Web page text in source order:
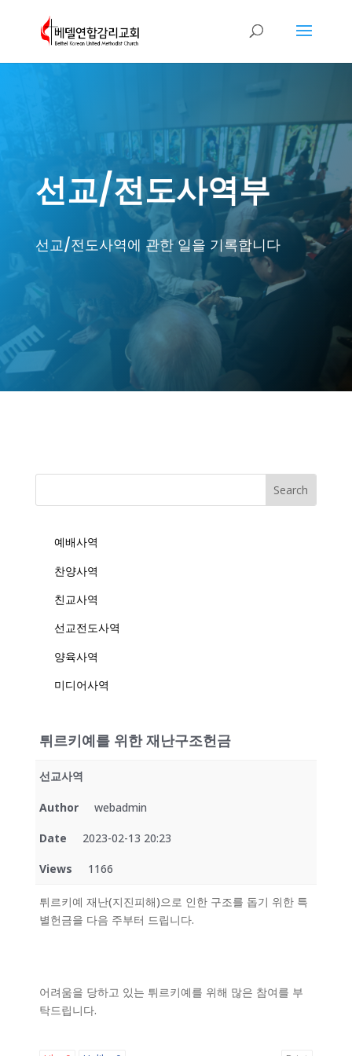
선교/전도사역부
선교/전도사역에 관한 일을 기록합니다
예배사역
찬양사역
친교사역
선교전도사역
양육사역
미디어사역
튀르키예를 위한 재난구조헌금
선교사역
Author webadmin
Date 2023-02-13 20:23
Views 1166
튀르키예 재난(지진피해)으로 인한 구조를 돕기 위한 특
별헌금을 다음 주부터 드립니다.
어려움을 당하고 있는 튀르키예를 위해 많은 참여를 부
탁드립니다.